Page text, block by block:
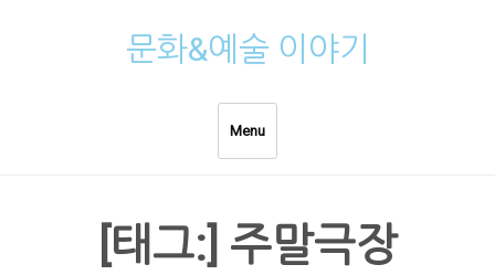
문화&예술 이야기
Menu
[태그:] 주말극장